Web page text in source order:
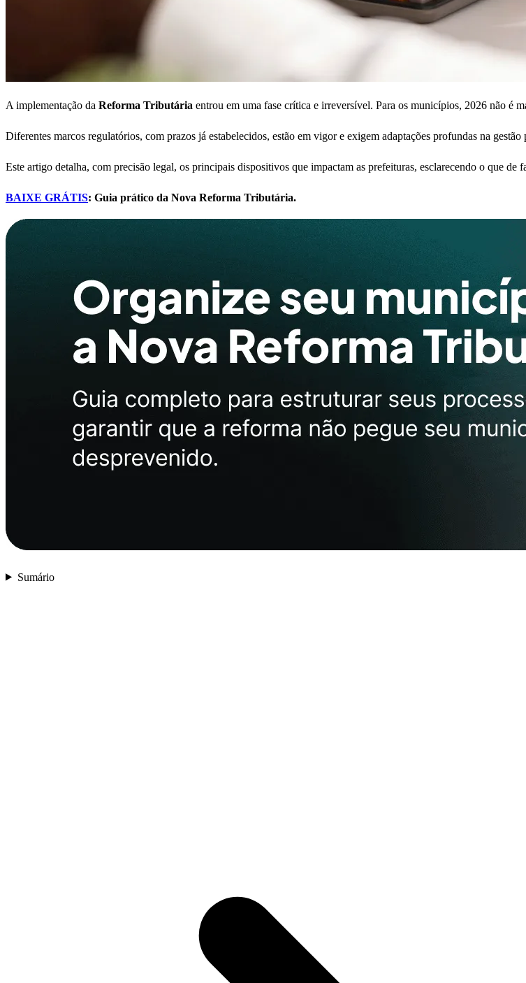
A implementação da Reforma Tributária entrou em uma fase crítica e irreversível. Para os municípios, 2026 não é
Diferentes marcos regulatórios, com prazos já estabelecidos, estão em vigor e exigem adaptações profundas na gestão
Este artigo detalha, com precisão legal, os principais dispositivos que impactam as prefeituras, esclarecendo o que de
BAIXE GRÁTIS: Guia prático da Nova Reforma Tributária.
Sumário